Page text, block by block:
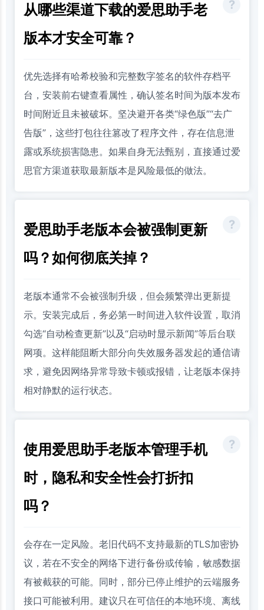
从哪些渠道下载的爱思助手老
版本才安全可靠？
优先选择有哈希校验和完整数字签名的软件存档平
台，安装前右键查看属性，确认签名时间为版本发布
时间附近且未被破坏。坚决避开各类“绿色版”“去广
告版”，这些打包往往篡改了程序文件，存在信息泄
露或系统损害隐患。如果自身无法甄别，直接通过爱
思官方渠道获取最新版本是风险最低的做法。
爱思助手老版本会被强制更新
吗？如何彻底关掉？
老版本通常不会被强制升级，但会频繁弹出更新提
示。安装完成后，务必第一时间进入软件设置，取消
勾选“自动检查更新”以及“启动时显示新闻”等后台联
网项。这样能阻断大部分向失效服务器发起的通信请
求，避免因网络异常导致卡顿或报错，让老版本保持
相对静默的运行状态。
使用爱思助手老版本管理手机
时，隐私和安全性会打折扣
吗？
会存在一定风险。老旧代码不支持最新的TLS加密协
议，若在不安全的网络下进行备份或传输，敏感数据
有被截获的可能。同时，部分已停止维护的云端服务
接口可能被利用。建议只在可信任的本地环境、离线